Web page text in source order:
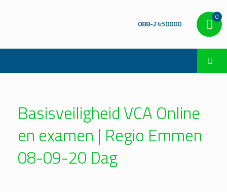
088-2450000
0
Basisveiligheid VCA Online
en examen | Regio Emmen
08-09-20 Dag